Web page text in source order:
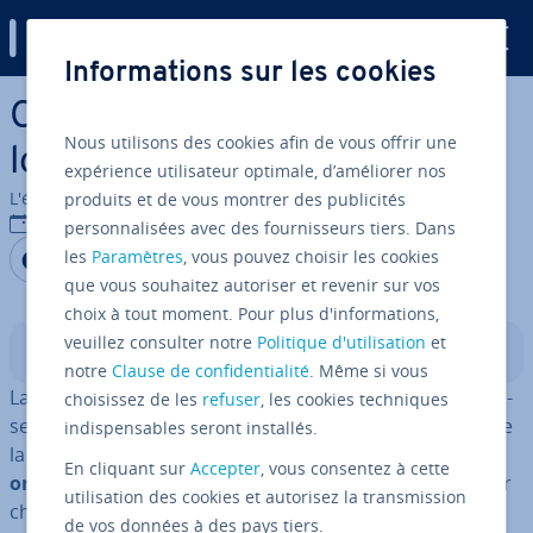
Aller au contenu principal
Com­pa­ra­tif des meilleurs
logiciels de comp­ta­bi­lité
L'équipe édi­to­riale IONOS
21/05/2025
Partager sur Facebook
Partager sur Twitter
Partager sur LinkedIn
Sommaire
La comp­ta­bi­lité est une partie certes complexe, mais es­
sen­tielle de la vie quo­ti­dienne d’une en­tre­prise : il est de
la plus haute im­por­tance de
ordre
. Des erreurs d’inat­ten­tion pour­raient vous coûter
cher ! Heu­reu­se­ment, la comp­ta­bi­lité est aujourd’hui
Informations sur les cookies
Nous utilisons des cookies afin de vous offrir une
expérience utilisateur optimale, d’améliorer nos
produits et de vous montrer des publicités
personnalisées avec des fournisseurs tiers. Dans
les Paramètres, vous pouvez choisir les cookies
que vous souhaitez autoriser et revenir sur vos
choix à tout moment. Pour plus d'informations,
veuillez consulter notre Politique d'utilisation et
notreClause de confidentialité. Même si vous
choisissez de les refuser, les cookies techniques
indispensables seront installés.
En cliquant surAccepter, vous consentez à cette
utilisation des cookies et autorisez la transmission
de vos données à des pays tiers.